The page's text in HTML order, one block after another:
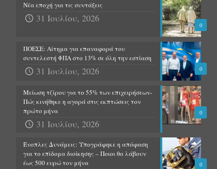
0
Νέα εποχή για τις συντάξεις
31 Ιουλίου, 2026
0
ΠΟΕΣΕ: Αίτημα για επαναφορά του
συντελεστή ΦΠΑ στο 13% σε όλη την εστίαση
31 Ιουλίου, 2026
0
Μείωση τζίρου για το 55% των επιχειρήσεων-
Πώς κινήθηκε η αγορά στις εκπτώσεις τον
πρώτο μήνα
31 Ιουλίου, 2026
0
Ένοπλες Δυνάμεις: Υπογράφηκε η απόφαση
για το επίδομα διοίκησης – Ποιοι θα λάβουν
έως 500 ευρώ τον μήνα